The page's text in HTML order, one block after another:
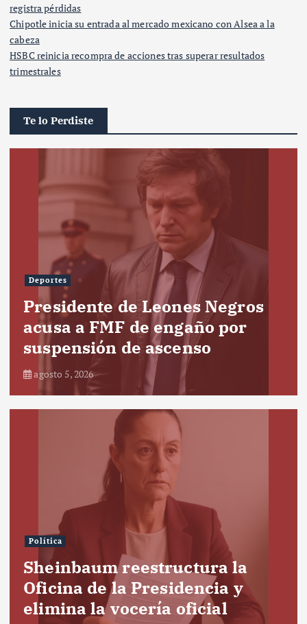
registra pérdidas
Chipotle inicia su entrada al mercado mexicano con Alsea a la
cabeza
HSBC reinicia recompra de acciones tras superar resultados
trimestrales
Te lo Perdiste
Deportes
Presidente de Leones Negros
acusa a FMF de engaño por
suspensión de ascenso
agosto 5, 2026
Política
Sheinbaum reestructura la
Oficina de la Presidencia y
elimina la vocería oficial